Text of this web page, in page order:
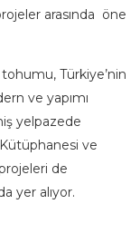
arasında öne
Türkiye’nin
ve yapımı
yelpazede
Kütüphanesi ve
de
yer alıyor.